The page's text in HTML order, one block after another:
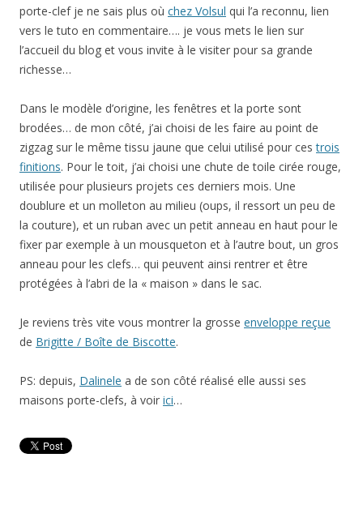
porte-clef je ne sais plus où chez Volsul qui l’a reconnu, lien
vers le tuto en commentaire…. je vous mets le lien sur
l’accueil du blog et vous invite à le visiter pour sa grande
richesse…
Dans le modèle d’origine, les fenêtres et la porte sont
brodées… de mon côté, j’ai choisi de les faire au point de
zigzag sur le même tissu jaune que celui utilisé pour cestrois
finitions. Pour le toit, j’ai choisi une chute de toile cirée rouge,
utilisée pour plusieurs projets ces derniers mois. Une
doublure et un molleton au milieu (oups, il ressort un peu de
la couture), et un ruban avec un petit anneau en haut pour le
fixer par exemple à un mousqueton et à l’autre bout, un gros
anneau pour les clefs… qui peuvent ainsi rentrer et être
protégées à l’abri de la « maison » dans le sac.
Je reviens très vite vous montrer la grosse enveloppe reçue
de Brigitte / Boîte de Biscotte.
PS: depuis, Dalinele a de son côté réalisé elle aussi ses
maisons porte-clefs, à voir ici…